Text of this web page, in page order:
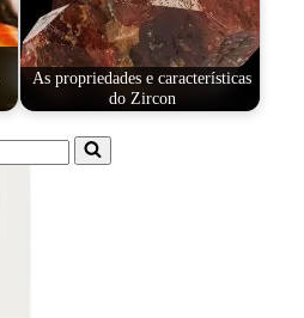
As propriedades e características
do Zircon